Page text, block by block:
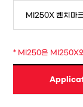
* MI250은 MI250X